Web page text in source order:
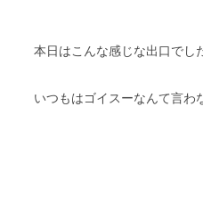
本日はこんな感じな出口でし
いつもはゴイスーなんて言わ